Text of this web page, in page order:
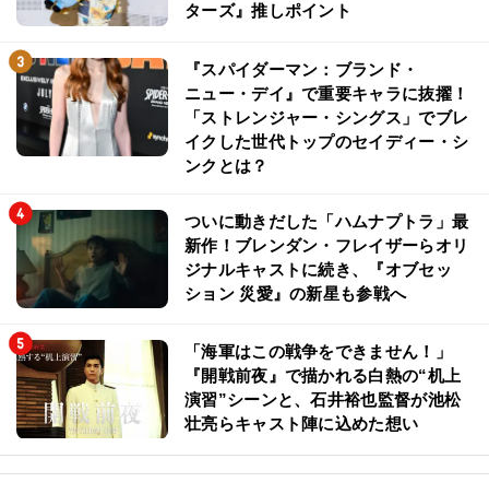
ターズ』推しポイント
『スパイダーマン：ブランド・
ニュー・デイ』で重要キャラに抜擢！
「ストレンジャー・シングス」でブレ
イクした世代トップのセイディー・シ
ンクとは？
ついに動きだした「ハムナプトラ」最
新作！ブレンダン・フレイザーらオリ
ジナルキャストに続き、『オブセッ
ション 災愛』の新星も参戦へ
「海軍はこの戦争をできません！」
『開戦前夜』で描かれる白熱の“机上
演習”シーンと、石井裕也監督が池松
壮亮らキャスト陣に込めた想い